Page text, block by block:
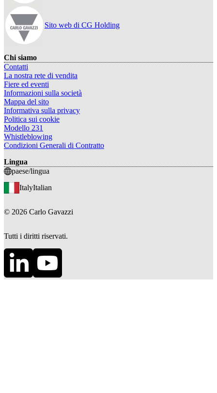
Sito web di CG Holding
Chi siamo
Contatti
La nostra rete di vendita
Fiere ed eventi
Informazioni sulla società
Mappa del sito
Informativa sulla privacy
Politica sui cookie
Modello 231
Whistleblowing
Condizioni Generali di Contratto
Lingua
paese/lingua
ItalyItalian
© 2026 Carlo Gavazzi
Tutti i diritti riservati.